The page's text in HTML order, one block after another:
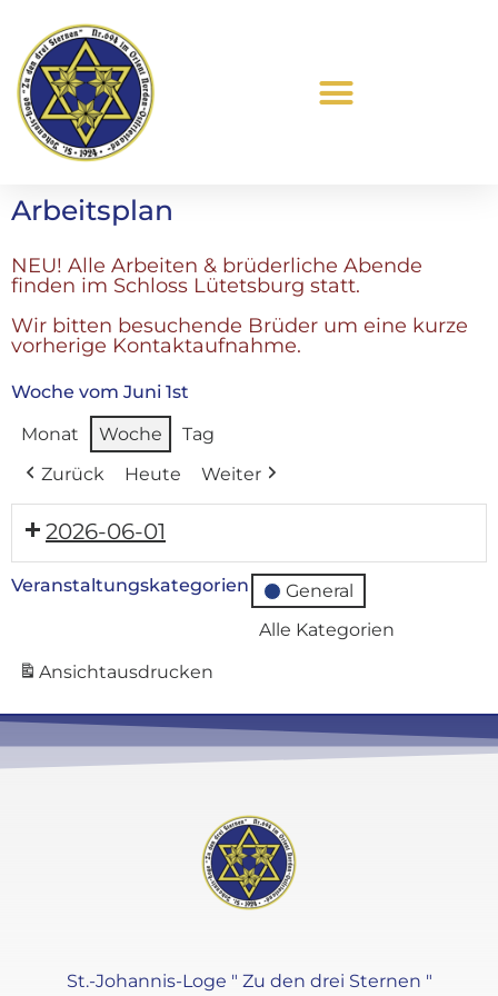
Arbeitsplan
NEU! Alle Arbeiten & brüderliche Abende
finden im Schloss Lütetsburg statt.
Wir bitten besuchende Brüder um eine kurze
vorherige Kontaktaufnahme.
Woche vom Juni 1st
Monat
Woche
Tag
Zurück
Heute Weiter
2026-06-01
Veranstaltungskategorien
General
Alle Kategorien
Ansichtausdrucken
St.-Johannis-Loge " Zu den drei Sternen "